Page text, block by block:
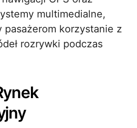
multimedialne,
pasażerom korzystanie z
rozrywki podczas